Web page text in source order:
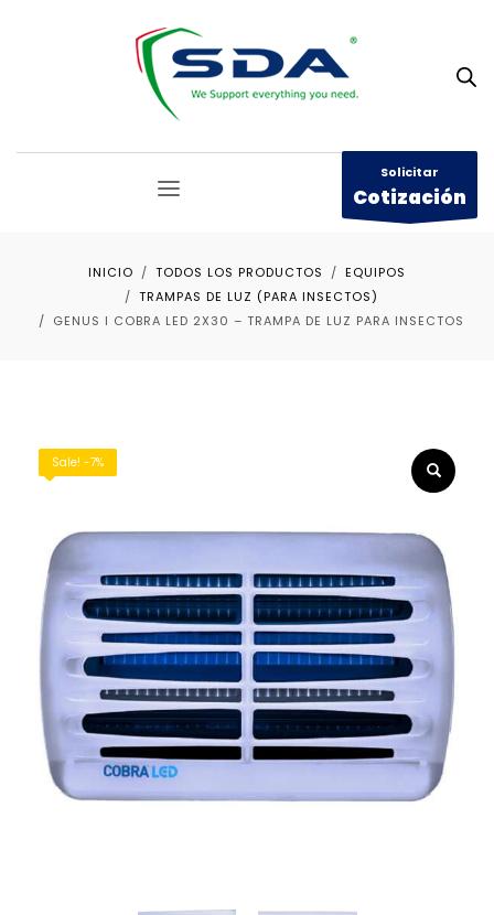
Solicitar
Cotización
INICIO TODOS LOS PRODUCTOS
EQUIPOS
TRAMPAS DE LUZ (PARA INSECTOS)
GENUS I COBRA LED 2X30 – TRAMPA DE LUZ PARA INSECTOS
Sale! -7%